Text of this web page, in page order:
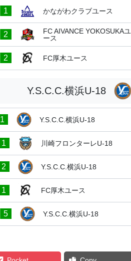
1 かながわクラブユース
2
FC AIVANCE YOKOSUKAユ
ース
2 FC厚木ユース
Y.S.C.C.横浜U-18
1 Y.S.C.C.横浜U-18
1 川崎フロンターレU-18
2 Y.S.C.C.横浜U-18
1 FC厚木ユース
5 Y.S.C.C.横浜U-18